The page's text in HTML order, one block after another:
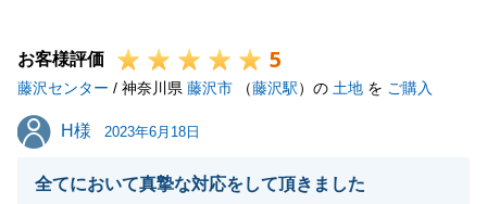
い。
精一杯お手伝いさせて頂きます。
今後とも、よろしくお願い致します。
お客様評価 5
藤沢センター / 神奈川県 藤沢市 （藤沢駅）の 土地 を ご購入
H様
H様 2023年6月18日
全てにおいて真摯な対応をして頂きました